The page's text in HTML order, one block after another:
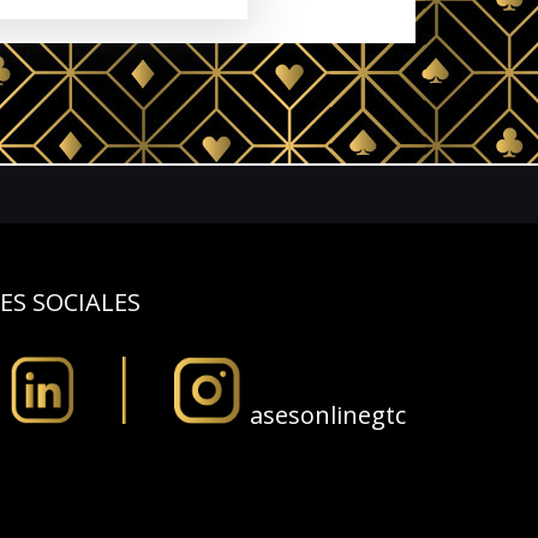
la medida y enfocadas en los
SOCIALES
asesonlinegtc